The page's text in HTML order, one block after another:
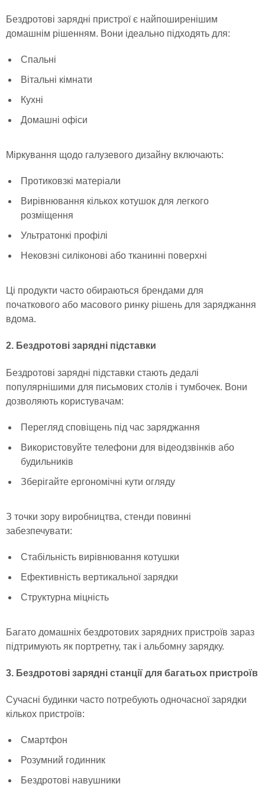
Бездротові зарядні пристрої є найпоширенішим
домашнім рішенням. Вони ідеально підходять для:
Спальні
Вітальні кімнати
Кухні
Домашні офіси
Міркування щодо галузевого дизайну включають:
Протиковзкі матеріали
Вирівнювання кількох котушок для легкого
розміщення
Ультратонкі профілі
Нековзні силіконові або тканинні поверхні
Ці продукти часто обираються брендами для
початкового або масового ринку рішень для заряджання
вдома.
2. Бездротові зарядні підставки
Бездротові зарядні підставки стають дедалі
популярнішими для письмових столів і тумбочек. Вони
дозволяють користувачам:
Перегляд сповіщень під час заряджання
Використовуйте телефони для відеодзвінків або
будильників
Зберігайте ергономічні кути огляду
З точки зору виробництва, стенди повинні
забезпечувати:
Стабільність вирівнювання котушки
Ефективність вертикальної зарядки
Структурна міцність
Багато домашніх бездротових зарядних пристроїв зараз
підтримують як портретну, так і альбомну зарядку.
3. Бездротові зарядні станції для багатьох пристроїв
Сучасні будинки часто потребують одночасної зарядки
кількох пристроїв:
Смартфон
Розумний годинник
Бездротові навушники